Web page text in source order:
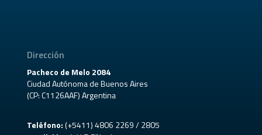
Dirección
Pacheco de Melo 2084
Ciudad Autónoma de Buenos Aires
(CP: C1126AAF) Argentina
Teléfono:(+5411) 4806 2269 / 2805